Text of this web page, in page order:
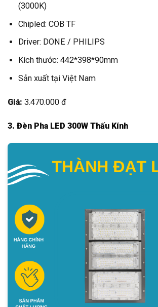
(3000K)
Chipled: COB TF
Driver: DONE / PHILIPS
Kích thước: 442*398*90mm
Sản xuất tại Việt Nam
Giá: 3.470.000 đ
3. Đèn Pha LED 300W Thấu Kính